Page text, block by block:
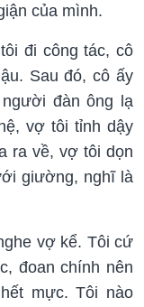
của mình.
đi công tác, cô
Sau đó, cô ấy
đàn ông lạ
vợ tôi tỉnh dậy
ra về, vợ tôi dọn
giường, nghĩ là
vợ kể. Tôi cứ
đoan chính nên
mực. Tôi nào